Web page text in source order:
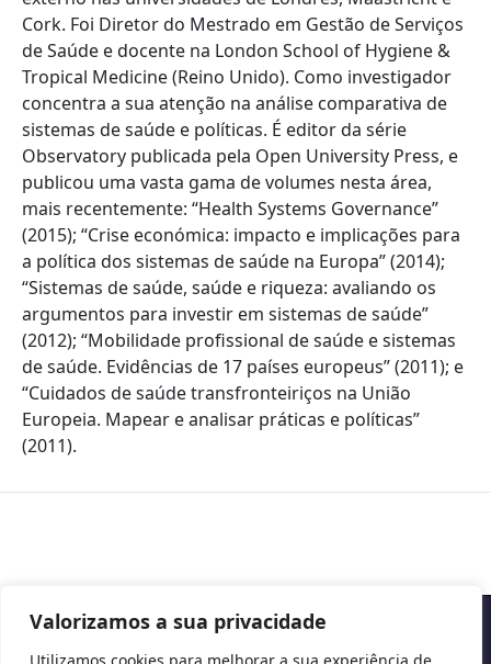
Valorizamos a sua privacidade
Cork. Foi Diretor do Mestrado em Gestão de Serviços
de Saúde e docente na London School of Hygiene &
Tropical Medicine (Reino Unido). Como investigador
concentra a sua atenção na análise comparativa de
sistemas de saúde e políticas. É editor da série
Observatory publicada pela Open University Press, e
publicou uma vasta gama de volumes nesta área,
mais recentemente: “Health Systems Governance”
(2015); “Crise económica: impacto e implicações para
a política dos sistemas de saúde na Europa” (2014);
“Sistemas de saúde, saúde e riqueza: avaliando os
argumentos para investir em sistemas de saúde”
(2012); “Mobilidade profissional de saúde e sistemas
de saúde. Evidências de 17 países europeus” (2011); e
“Cuidados de saúde transfronteiriços na União
Europeia. Mapear e analisar práticas e políticas”
(2011).
Copyright © 2026 Cascais International Health Forum